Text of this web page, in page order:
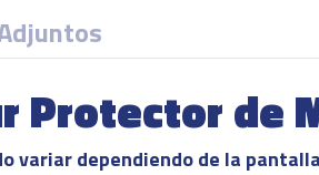
Protector de
variar dependiendo de la